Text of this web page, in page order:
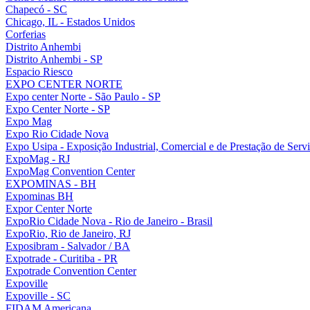
Chapecó - SC
Chicago, IL - Estados Unidos
Corferias
Distrito Anhembi
Distrito Anhembi - SP
Espacio Riesco
EXPO CENTER NORTE
Expo center Norte - São Paulo - SP
Expo Center Norte - SP
Expo Mag
Expo Rio Cidade Nova
Expo Usipa - Exposição Industrial, Comercial e de Prestação de
ExpoMag - RJ
ExpoMag Convention Center
EXPOMINAS - BH
Expominas BH
Expor Center Norte
ExpoRio Cidade Nova - Rio de Janeiro - Brasil
ExpoRio, Rio de Janeiro, RJ
Exposibram - Salvador / BA
Expotrade - Curitiba - PR
Expotrade Convention Center
Expoville
Expoville - SC